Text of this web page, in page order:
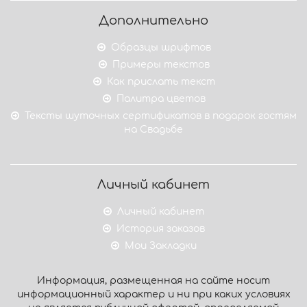
Дополнительно
Образцы шрифтов
Примеры текстов
Как прислать текст
Палитра цветов
Тексты шуточных сертификатов в подарок гостям
на Свадьбе
Личный кабинет
Личный кабинет
История заказов
Мои Закладки
Информация, размещенная на сайте носит
информационный характер и ни при каких условиях